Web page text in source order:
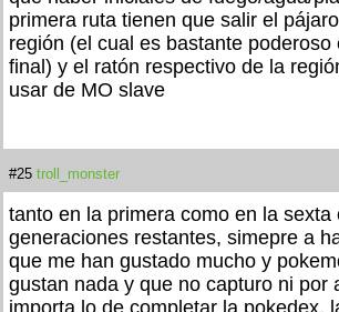
primera ruta tienen que salir el
región (el cual es bastante poderoso
final) y el ratón respectivo de la
usar de MO slave
#25 troll_monster
tanto en la primera como en la sexta
generaciones restantes, simepre a
que me han gustado mucho y
gustan nada y que no capturo ni por
importa lo de completar la pokedex,